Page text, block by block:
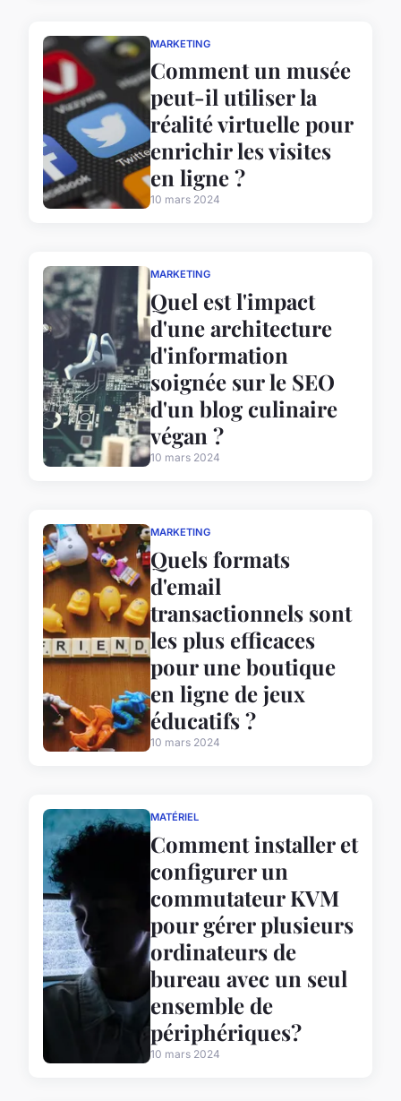
MARKETING
Comment un musée
peut-il utiliser la
réalité virtuelle pour
enrichir les visites
en ligne ?
10 mars 2024
MARKETING
Quel est l'impact
d'une architecture
d'information
soignée sur le SEO
d'un blog culinaire
végan ?
10 mars 2024
MARKETING
Quels formats
d'email
transactionnels sont
les plus efficaces
pour une boutique
en ligne de jeux
éducatifs ?
10 mars 2024
MATÉRIEL
Comment installer et
configurer un
commutateur KVM
pour gérer plusieurs
ordinateurs de
bureau avec un seul
ensemble de
périphériques?
10 mars 2024